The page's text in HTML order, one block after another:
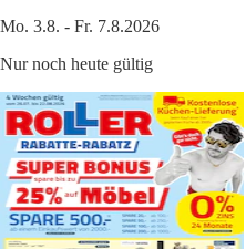
Mo. 3.8. - Fr. 7.8.2026
Nur noch heute gültig